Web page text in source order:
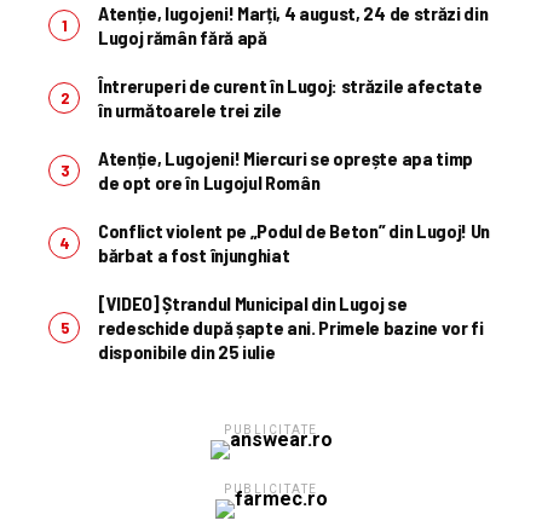
Atenție, lugojeni! Marți, 4 august, 24 de străzi din
Lugoj rămân fără apă
Întreruperi de curent în Lugoj: străzile afectate
în următoarele trei zile
Atenție, Lugojeni! Miercuri se oprește apa timp
de opt ore în Lugojul Român
Conflict violent pe „Podul de Beton” din Lugoj! Un
bărbat a fost înjunghiat
[VIDEO] Ștrandul Municipal din Lugoj se
redeschide după șapte ani. Primele bazine vor fi
disponibile din 25 iulie
PUBLICITATE
PUBLICITATE